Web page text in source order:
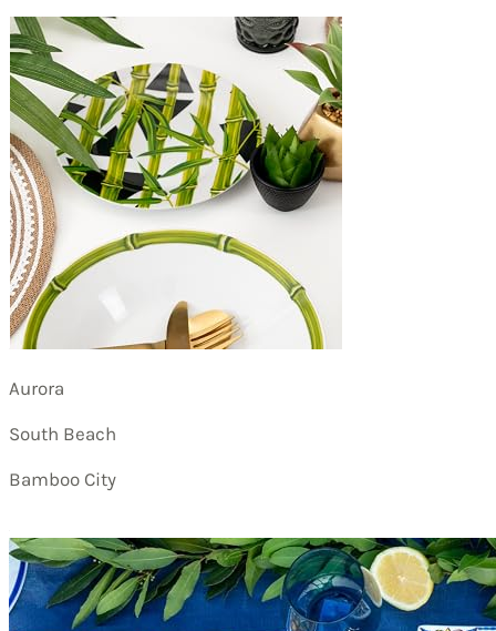
Aurora
South Beach
Bamboo City